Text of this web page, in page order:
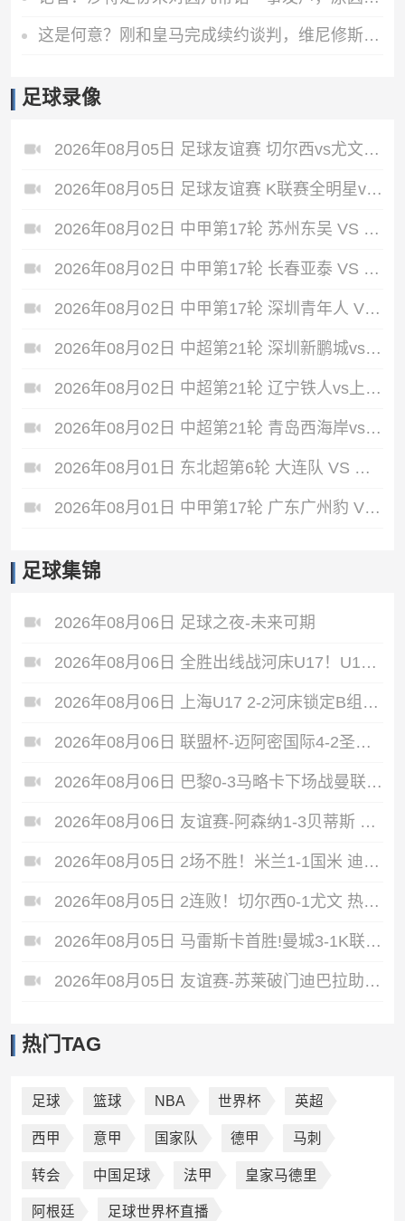
这是何意？刚和皇马完成续约谈判，维尼修斯清空了个人社媒账号
足球录像
2026年08月05日 足球友谊赛 切尔西vs尤文图斯 全场录像
2026年08月05日 足球友谊赛 K联赛全明星vs曼城 全场录像
2026年08月02日 中甲第17轮 苏州东吴 VS 梅州客家 全场录像
2026年08月02日 中甲第17轮 长春亚泰 VS 石家庄功夫 全场录像
2026年08月02日 中甲第17轮 深圳青年人 VS 无锡吴钩 全场录像
2026年08月02日 中超第21轮 深圳新鹏城vs重庆铜梁龙 全场录像
2026年08月02日 中超第21轮 辽宁铁人vs上海申花 全场录像
2026年08月02日 中超第21轮 青岛西海岸vs青岛海牛 全场录像
2026年08月01日 东北超第6轮 大连队 VS 鸡西队 全场录像
2026年08月01日 中甲第17轮 广东广州豹 VS 佛山南狮 全场录像
足球集锦
2026年08月06日 足球之夜-未来可期
2026年08月06日 全胜出线战河床U17！U17国足2-1十人药厂U17 赵松源登场1分钟传射
2026年08月06日 上海U17 2-2河床锁定B组第1 吕孟洋点射阿布力米破门 将战A组第2
2026年08月06日 联盟杯-迈阿密国际4-2圣路易斯 梅西2射1传 阿伦助攻戴帽
2026年08月06日 巴黎0-3马略卡下场战曼联 巴黎全场控球近6成+8射3正未果
2026年08月06日 友谊赛-阿森纳1-3贝蒂斯 因卡皮耶破门难救主 福纳尔斯1射2传
2026年08月05日 2场不胜！米兰1-1国米 迪马尔科破门 恩昆库造点+点射拉莫斯登场
2026年08月05日 2连败！切尔西0-1尤文 热格罗瓦世界波制胜穆德里克时隔614天复出
2026年08月05日 马雷斯卡首胜!曼城3-1K联赛全明星 赖因德斯努里破门塞梅尼奥助攻
2026年08月05日 友谊赛-苏莱破门迪巴拉助攻 罗马4-1纽波特郡
热门TAG
足球 篮球 NBA 世界杯 英超
西甲 意甲 国家队 德甲 马刺
转会 中国足球 法甲 皇家马德里
阿根廷 足球世界杯直播